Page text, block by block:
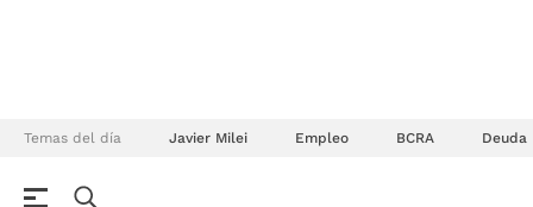
Temas del día Javier Milei Empleo BCRA Deuda